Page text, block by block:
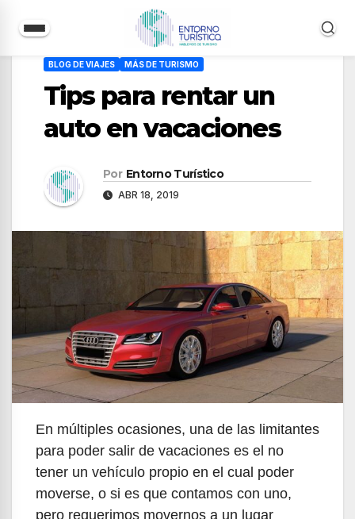
BLOG DE VIAJES MÁS DE TURISMO
Tips para rentar un
auto en vacaciones
Por Entorno Turístico
ABR 18, 2019
En múltiples ocasiones, una de las limitantes
para poder salir de vacaciones es el no
tener un vehículo propio en el cual poder
moverse, o si es que contamos con uno,
pero requerimos movernos a un lugar